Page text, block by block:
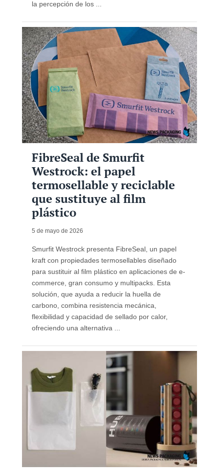
la percepción de los ...
FibreSeal de Smurfit
Westrock: el papel
termosellable y reciclable
que sustituye al film
plástico
5 de mayo de 2026
Smurfit Westrock presenta FibreSeal, un papel
kraft con propiedades termosellables diseñado
para sustituir al film plástico en aplicaciones de e-
commerce, gran consumo y multipacks. Esta
solución, que ayuda a reducir la huella de
carbono, combina resistencia mecánica,
flexibilidad y capacidad de sellado por calor,
ofreciendo una alternativa ...